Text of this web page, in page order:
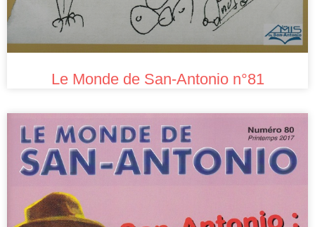
Le Monde de San-Antonio n°81